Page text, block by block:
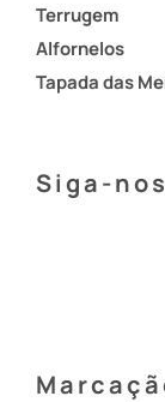
Terrugem
Alfornelos
Tapada das
Siga-